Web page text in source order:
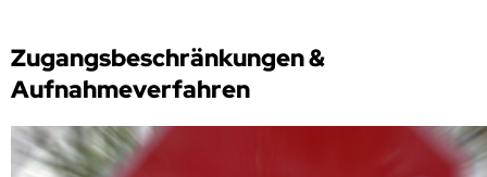
Zugangsbeschränkungen &
Aufnahmeverfahren